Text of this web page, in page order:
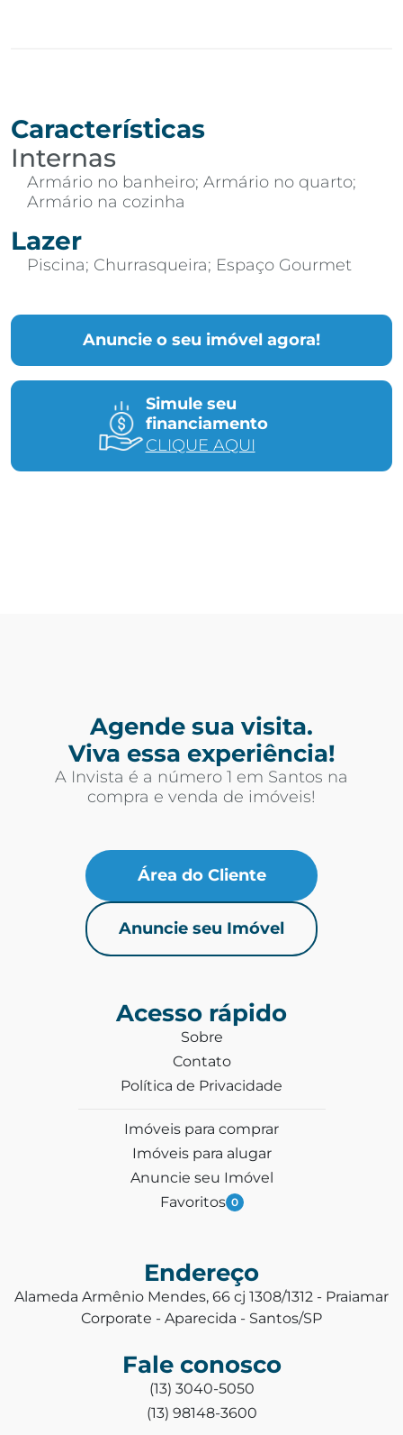
Anuncie o seu imóvel agora!
Simule seu
financiamento
CLIQUE AQUI
Características
Internas
Armário no banheiro; Armário no quarto;
Armário na cozinha
Lazer
Piscina; Churrasqueira; Espaço Gourmet
Agende sua visita.
Viva essa experiência!
A Invista é a número 1 em Santos na
compra e venda de imóveis!
Área do Cliente
Anuncie seu Imóvel
Acesso rápido
Sobre
Contato
Política de Privacidade
Imóveis para comprar
Imóveis para alugar
Anuncie seu Imóvel
Favoritos 0
Endereço
Alameda Armênio Mendes, 66 cj 1308/1312 - Praiamar
Corporate - Aparecida - Santos/SP
Fale conosco
(13) 3040-5050
(13) 98148-3600